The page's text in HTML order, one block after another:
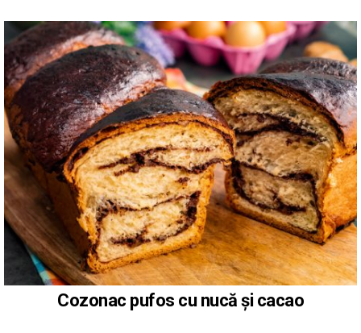
Cozonac pufos cu nucă și cacao